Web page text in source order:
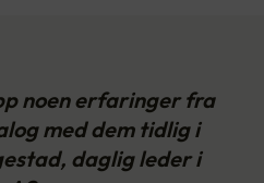
noen erfaringer fra
med dem tidlig i
daglig leder i